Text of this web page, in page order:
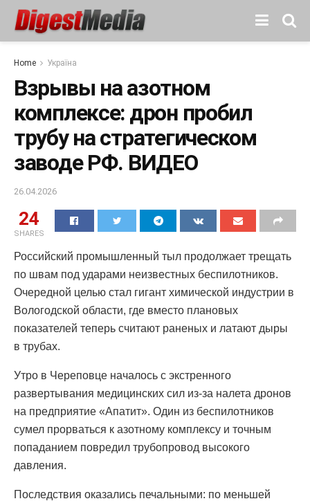
Home Україна
Взрывы на азотном
комплексе: дрон пробил
трубу на стратегическом
заводе РФ. ВИДЕО
26.04.2026
24
SHARES
Российский промышленный тыл продолжает трещать
по швам под ударами неизвестных беспилотников.
Очередной целью стал гигант химической индустрии в
Вологодской области, где вместо плановых
показателей теперь считают раненых и латают дыры
в трубах.
Утро в Череповце началось с экстренного
развертывания медицинских сил из-за налета дронов
на предприятие «Апатит». Один из беспилотников
сумел прорваться к азотному комплексу и точным
попаданием повредил трубопровод высокого
давления.
Последствия оказались печальными: по меньшей